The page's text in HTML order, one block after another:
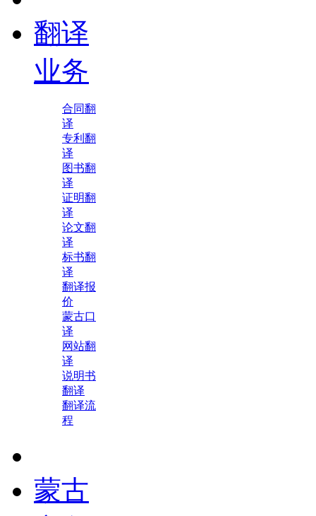
翻译
业务
合同翻
译
专利翻
译
图书翻
译
证明翻
译
论文翻
译
标书翻
译
翻译报
价
蒙古口
译
网站翻
译
说明书
翻译
翻译流
程
蒙古